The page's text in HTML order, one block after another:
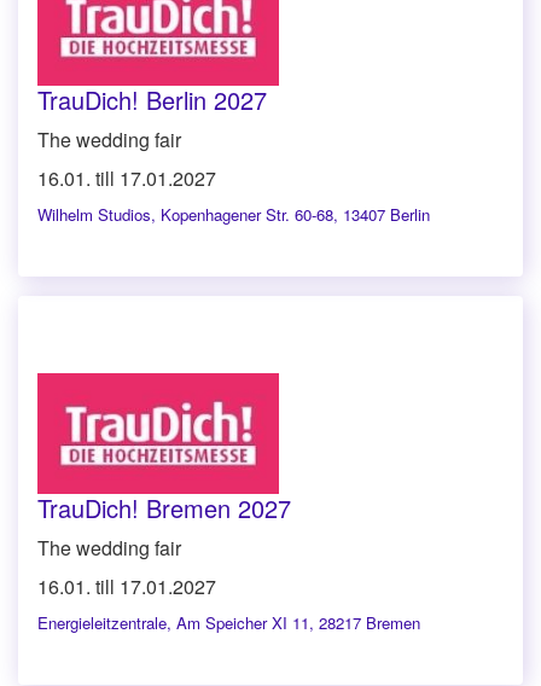
TrauDich! Berlin 2027
The wedding fair
16.01. till 17.01.2027
Wilhelm Studios, Kopenhagener Str. 60-68, 13407 Berlin
TrauDich! Bremen 2027
The wedding fair
16.01. till 17.01.2027
Energieleitzentrale, Am Speicher XI 11, 28217 Bremen